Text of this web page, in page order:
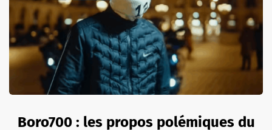
Boro700 : les propos polémiques du